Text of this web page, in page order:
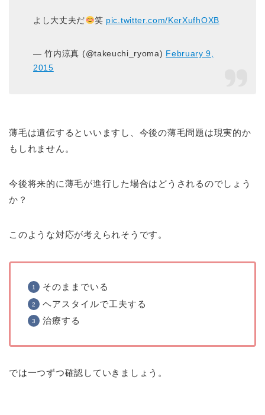
よし大丈夫だ 笑 pic.twitter.com/KerXufhOXB
— 竹内涼真 (@takeuchi_ryoma) February 9,
2015
薄毛は遺伝するといいますし、今後の薄毛問題は現実的か
もしれません。
今後将来的に薄毛が進行した場合はどうされるのでしょう
か？
このような対応が考えられそうです。
そのままでいる
ヘアスタイルで工夫する
治療する
では一つずつ確認していきましょう。